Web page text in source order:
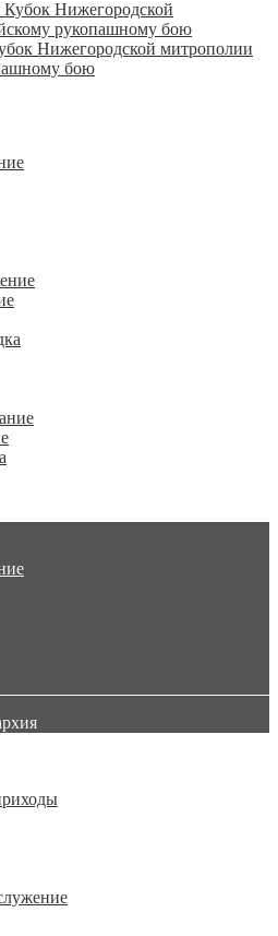
Нижегородской митрополии
бою